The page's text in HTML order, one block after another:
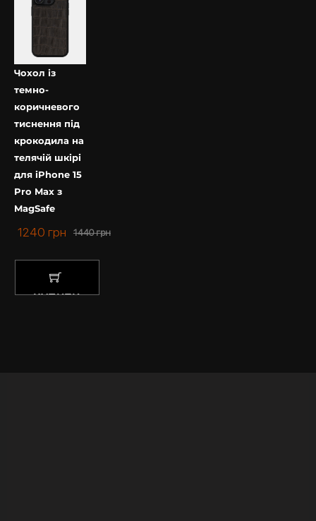
Чохол із
темно-
коричневого
тиснення під
крокодила на
телячій шкірі
для iPhone 15
Pro Max з
MagSafe
1440грн
1240 грн
КУПИТИ